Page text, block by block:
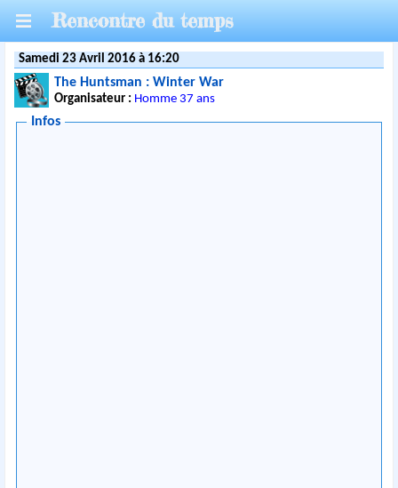
Rencontre du temps
Samedi 23 Avril 2016 à 16:20
The Huntsman : Winter War
Organisateur : Homme 37 ans
Infos